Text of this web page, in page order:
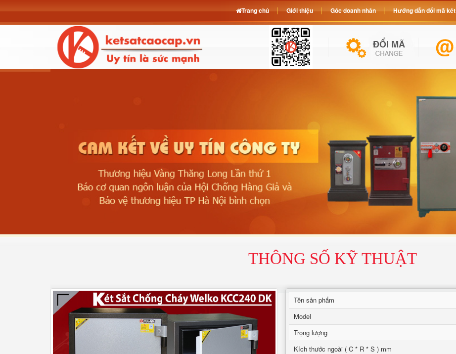
THÔNG SỐ KỸ THUẬT
Tên sản phẩm
Model
Trọng lượng
Kích thước ngoài ( C * R * S ) mm
Trang chủ Giới thiệu Góc doanh nhân Hướng dẫn đổi mã két